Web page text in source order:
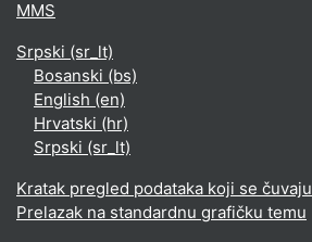
MMS
Srpski ‎(sr_lt)‎
Bosanski ‎(bs)‎
English ‎(en)‎
Hrvatski ‎(hr)‎
Srpski ‎(sr_lt)‎
Kratak pregled podataka koji se čuvaju
Prelazak na standardnu grafičku temu